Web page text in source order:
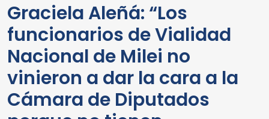
Graciela Aleñá: “Los
funcionarios de Vialidad
Nacional de Milei no
vinieron a dar la cara a la
Cámara de Diputados